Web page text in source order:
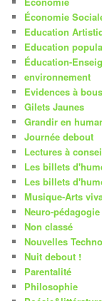
Économie
Education
Education
Éducation-
environnement
Evidences à
Gilets Jaunes
Grandir en
Journée debout
Lectures à
Les billets
Les billets
Musique-Arts
Neuro-pédagogie
Non classé
Nouvelles
Nuit debout !
Parentalité
Philosophie